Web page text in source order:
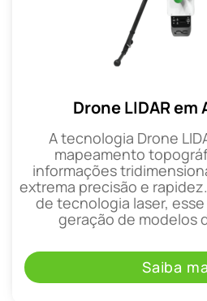
Drone LIDAR
A tecnologia Drone
mapeamento
informações
extrema precisão e
de tecnologia laser,
geração de modelos
Saiba